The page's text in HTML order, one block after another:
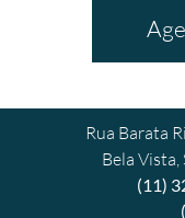
Rua Barata
Bela
(11)